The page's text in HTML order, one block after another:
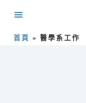
首頁 » 醫學系工作